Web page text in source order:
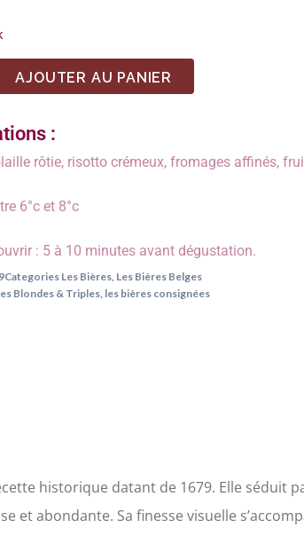
AJOUTER AU PANIER
:
rôtie, risotto crémeux, fromages affinés,
6°c et 8°c
: 5 à 10 minutes avant dégustation.
Categories Les Bières, Les Bières Belges
Blondes & Triples, les bières consignées
historique datant de 1679. Elle séduit
abondante. Sa finesse visuelle